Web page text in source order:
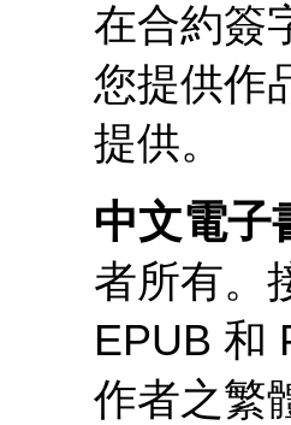
在合約簽
您提供作
提供。
中文電子
者所有。
EPUB 和
作者之繁